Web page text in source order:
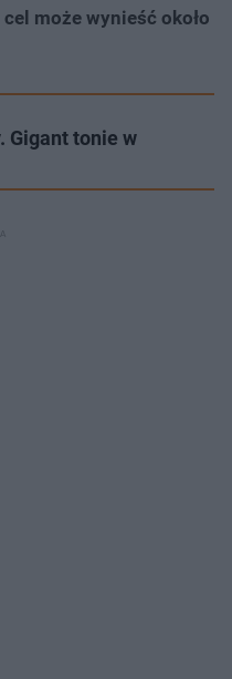
może wynieść około
Gigant tonie w